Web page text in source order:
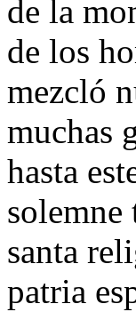
de la
de los
mezcló
muchas
hasta
solemne
santa
patria